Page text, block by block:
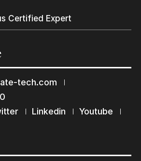
Certified Expert
tech.com
Linkedin
Youtube
en contact
à notre liste de diffusion